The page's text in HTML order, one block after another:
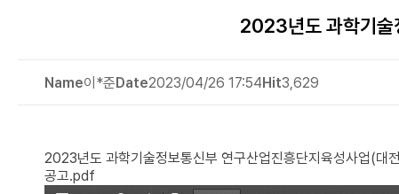
2023년도 과학기술
Name이*준Date2023/04/26 17:54Hit3,629
2023년도 과학기술정보통신부 연구산업진흥단지육성사업(대
공고.pdf